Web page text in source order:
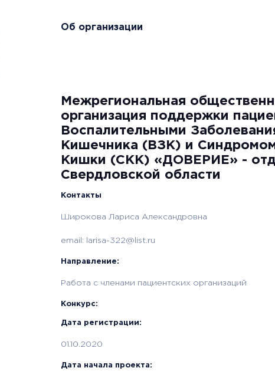
Об организации
Межрегиональная
организация поддержки
Воспалительными
Кишечника (ВЗК) и
Кишки (СКК) «ДОВЕРИЕ» -
Свердловской области
Контакты
Широкова Лариса Александровна
email: larisa-322@list.ru
Направление:
Работа с членами пациентских организаций
Конкурс:
Дата регистрации:
01.10.2020
Дата начала проекта: